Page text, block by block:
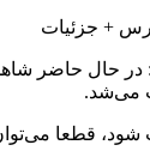
+ جزئیات
می‌شد.
شود، قطعا